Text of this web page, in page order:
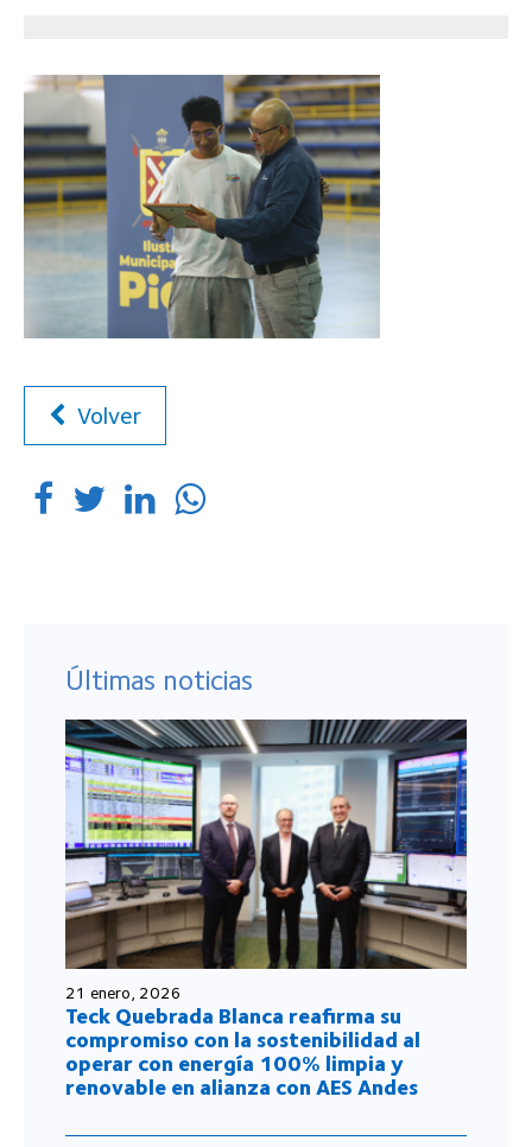
Volver
Últimas noticias
21 enero, 2026
Teck Quebrada Blanca reafirma su
compromiso con la sostenibilidad al
operar con energía 100% limpia y
renovable en alianza con AES Andes